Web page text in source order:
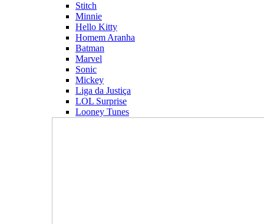
Stitch
Minnie
Hello Kitty
Homem Aranha
Batman
Marvel
Sonic
Mickey
Liga da Justiça
LOL Surprise
Looney Tunes